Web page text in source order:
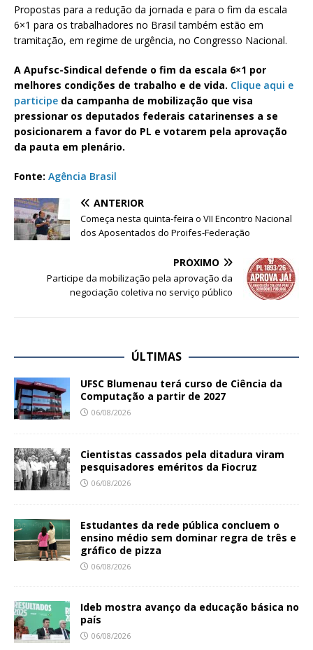
Propostas para a redução da jornada e para o fim da escala
6×1 para os trabalhadores no Brasil também estão em
tramitação, em regime de urgência, no Congresso Nacional.
A Apufsc-Sindical defende o fim da escala 6×1 por
melhores condições de trabalho e de vida. Clique aqui e
participe da campanha de mobilização que visa
pressionar os deputados federais catarinenses a se
posicionarem a favor do PL e votarem pela aprovação
da pauta em plenário.
Fonte: Agência Brasil
ANTERIOR
Começa nesta quinta-feira o VII Encontro Nacional
dos Aposentados do Proifes-Federação
PRÓXIMO
Participe da mobilização pela aprovação da
negociação coletiva no serviço público
ÚLTIMAS
UFSC Blumenau terá curso de Ciência da
Computação a partir de 2027
06/08/2026
Cientistas cassados pela ditadura viram
pesquisadores eméritos da Fiocruz
06/08/2026
Estudantes da rede pública concluem o
ensino médio sem dominar regra de três e
gráfico de pizza
06/08/2026
Ideb mostra avanço da educação básica no
país
06/08/2026